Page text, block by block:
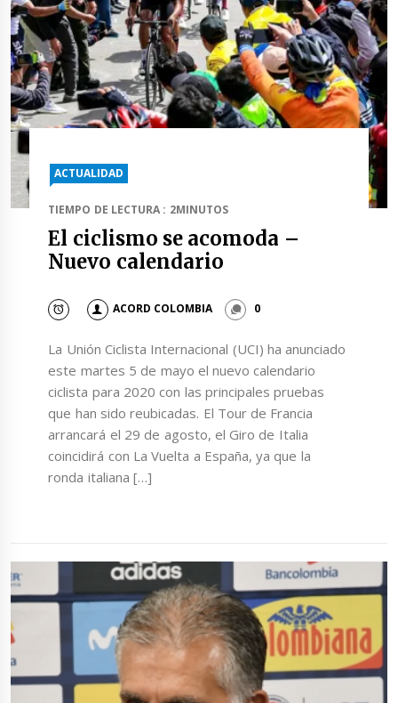
ACTUALIDAD
TIEMPO DE LECTURA : 2MINUTOS
El ciclismo se acomoda –
Nuevo calendario
ACORD COLOMBIA 0
La Unión Ciclista Internacional (UCI) ha anunciado
este martes 5 de mayo el nuevo calendario
ciclista para 2020 con las principales pruebas
que han sido reubicadas. El Tour de Francia
arrancará el 29 de agosto, el Giro de Italia
coincidirá con La Vuelta a España, ya que la
ronda italiana […]